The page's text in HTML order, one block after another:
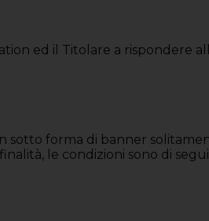
ed il Titolare a rispondere
forma di banner
le condizioni sono di